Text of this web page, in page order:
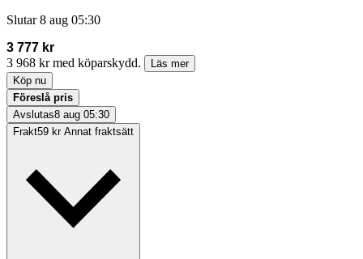
Slutar 8 aug 05:30
3 777 kr
3 968 kr med köparskydd.
Läs mer
Köp nu
Föreslå pris
Avslutas8 aug 05:30
Frakt59 kr Annat fraktsätt